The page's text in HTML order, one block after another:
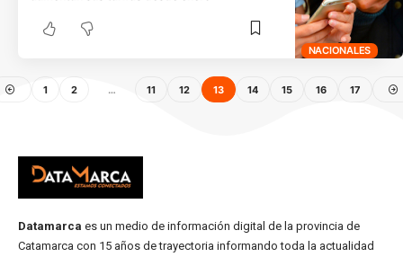
NACIONALES
1 2 … 11 12 13 14 15 16 17
Datamarca es un medio de información digital de la provincia de
Catamarca con 15 años de trayectoria informando toda la actualidad